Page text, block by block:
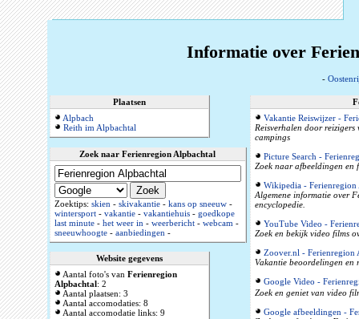
Informatie over
-
Plaatsen
Alpbach
Reith im Alpbachtal
Zoek naar Ferienregion Alpbachtal
Zoektips: skien- skivakantie- kans op sneeuw-
wintersport- vakantie- vakantiehuis- goedkope
last minute- het weer in- weerbericht- webcam-
sneeuwhoogte- aanbiedingen-
Website gegevens
Aantal foto's van Ferienregion
Alpbachtal: 2
Aantal plaatsen: 3
Aantal accomodaties: 8
Aantal accomodatie links: 9
Vakantie Reiswijzer -
Reisverhalen door reizigers
campings
Picture Search -
Zoek naar afbeeldingen en
Wikipedia - Ferienregion
Algemene informatie over
encyclopedie.
YouTube Video -
Zoek en bekijk video films
Zoover.nl - Ferienregion
Vakantie beoordelingen en
Google Video -
Zoek en geniet van video
Google afbeeldingen -